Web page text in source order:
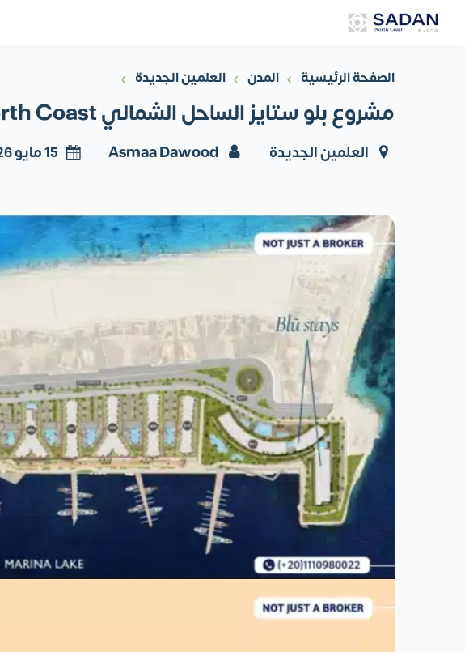
الصفحة الرئيسية › المدن › العلمين الجديدة ›
مشروع بلو ستايز الساحل الشمالي Blu Stays North Coast أسعار وتفاصيل
العلمين الجديدة Asmaa Dawood 15 مايو 2026